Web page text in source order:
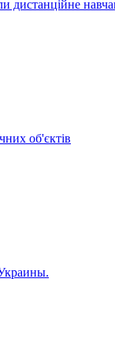
дистанційне
об'єктів